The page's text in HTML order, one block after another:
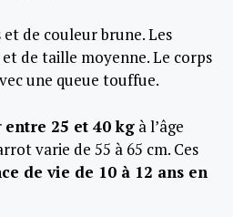
et de couleur brune. Les
de taille moyenne. Le corps
une queue touffue.
entre 25 et 40 kg à l’âge
varie de 55 à 65 cm. Ces
de vie de 10 à 12 ans en